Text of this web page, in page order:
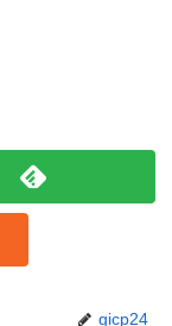
gicp24